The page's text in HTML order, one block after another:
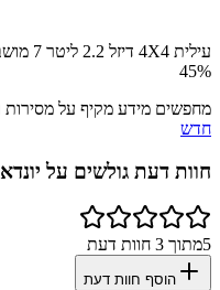
עילית 4X4 דיזל 2.2 ליטר 7 מושבים
45%
מחפשים מידע מקיף על
חדש
חוות דעת גולשים על
5מתוך 3 חוות דעת
הוסף חוות דעת